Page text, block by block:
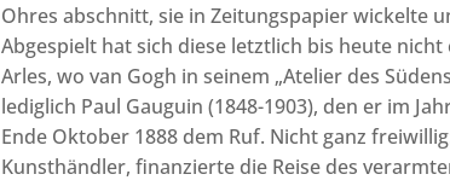
Ohres abschnitt, sie in Zeitungspapier wickelte
Abgespielt hat sich diese letztlich bis heute
Arles, wo van Gogh in seinem „Atelier des
lediglich Paul Gauguin (1848-1903), den er im
Ende Oktober 1888 dem Ruf. Nicht ganz
Kunsthändler, finanzierte die Reise des